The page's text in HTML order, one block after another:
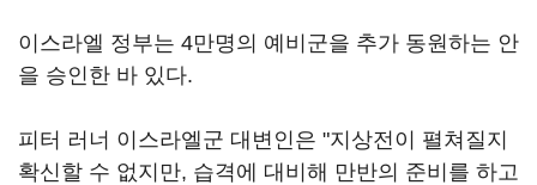
이스라엘 정부는 4만명의 예비군을 추가 동원하는 안
을 승인한 바 있다.
피터 러너 이스라엘군 대변인은 "지상전이 펼쳐질지
확신할 수 없지만, 습격에 대비해 만반의 준비를 하고